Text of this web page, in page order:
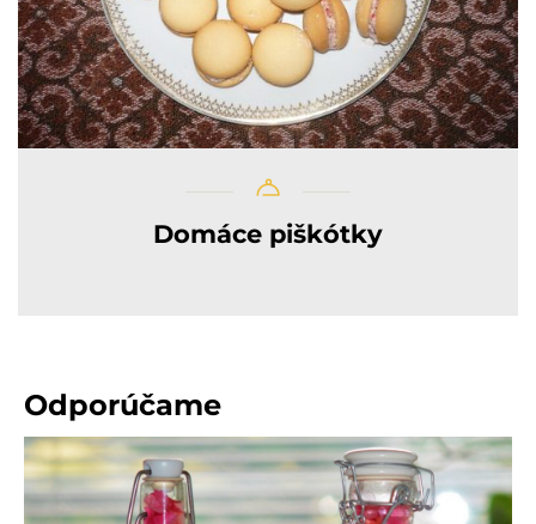
Domáce piškótky
Odporúčame